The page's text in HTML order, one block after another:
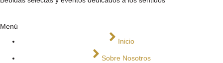
Menú
Inicio
Sobre Nosotros